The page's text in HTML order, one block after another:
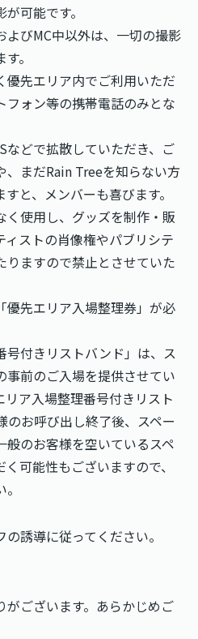
可能です。
よびMC中以外は、一切の撮影
。
先エリア内でご利用いただ
フォン等の携帯電話のみとな
どで拡散していただき、ご
、まだRain Treeを知らない方
と、メンバーも喜びます。
使用し、グッズを制作・販
ストの肖像権やパブリシテ
りますので禁止とさせていた
先エリア入場整理券」が必
付きリストバンド」は、ス
事前のご入場を提供させてい
ア入場整理番号付きリスト
お呼び出し終了後、スペー
般のお客様を空いているスペ
可能性もございますので、
誘導に従ってください。
ございます。あらかじめご